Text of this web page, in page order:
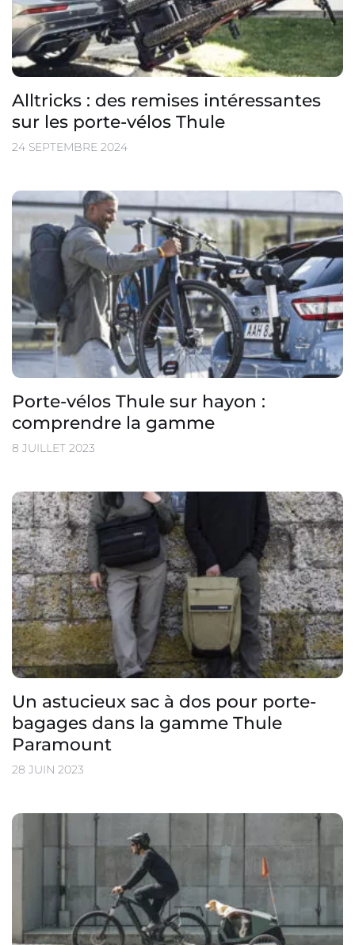
Alltricks : des remises intéressantes
sur les porte-vélos Thule
24 SEPTEMBRE 2024
Porte-vélos Thule sur hayon :
comprendre la gamme
8 JUILLET 2023
Un astucieux sac à dos pour porte-
bagages dans la gamme Thule
Paramount
28 JUIN 2023